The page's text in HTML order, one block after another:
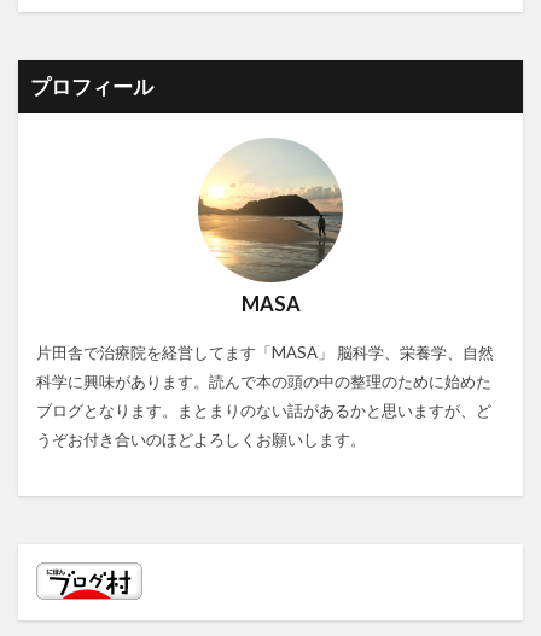
プロフィール
MASA
片田舎で治療院を経営してます「MASA」 脳科学、栄養学、自然
科学に興味があります。読んで本の頭の中の整理のために始めた
ブログとなります。まとまりのない話があるかと思いますが、ど
うぞお付き合いのほどよろしくお願いします。